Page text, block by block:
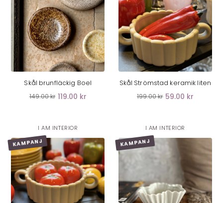
LÄGG I VARUKORG
Skål brunfläckig Boel
149.00 kr 119.00 kr
LÄGG I VARUKORG
Skål Strömstad keramik liten
199.00 kr 59.00 kr
I AM INTERIOR
KAMPANJ
I AM INTERIOR
KAMPANJ